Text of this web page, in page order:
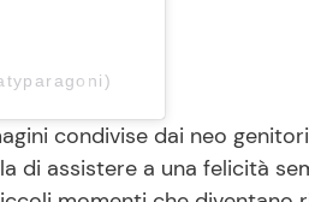
condivise dai neo
di assistere a una felicità